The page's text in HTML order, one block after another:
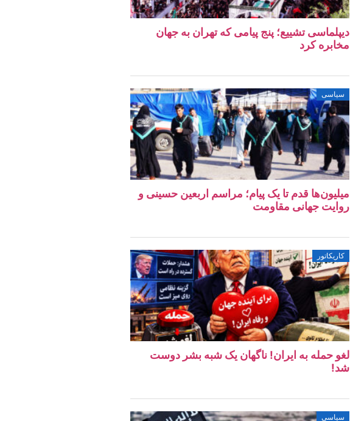
دیپلماسی تشییع؛ پنج پیامی که تهران به جهان
مخابره کرد
سیاسی
میلیون‌ها قدم تا یک پیام؛ مراسم اربعین حسینی و
روایت جهانی مقاومت
کاریکاتور
لغو حمله به ایران! ناگهان یک شبه بشر دوست
شد!
سیاسی